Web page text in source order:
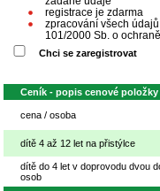
registrace je zdarma
zpracování všech
101/2000 Sb. o
Chci se zaregistrovat
Ceník - popis cenové položky
cena / osoba
dítě 4 až 12 let na přistýlce
dítě do 4 let v doprovodu dvou
osob